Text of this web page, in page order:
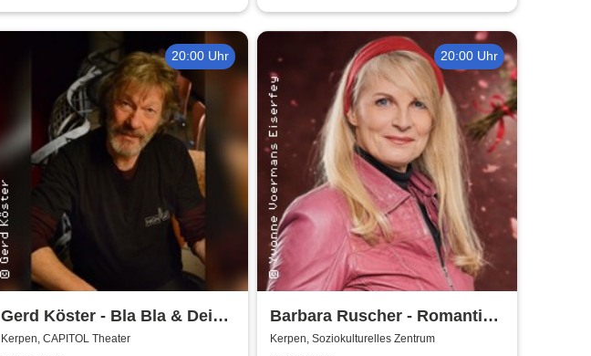
20:00 Uhr
Gerd Köster - Bla Bla & Dei
Dei
Kerpen, CAPITOL Theater
20:00 Uhr
Barbara Ruscher - Romantik,
aber zack, zack!
Kerpen, Soziokulturelles Zentrum